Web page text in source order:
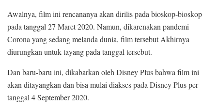
Awalnya, film ini rencananya akan dirilis pada bioskop-bioskop
pada tanggal 27 Maret 2020. Namun, dikarenakan pandemi
Corona yang sedang melanda dunia, film tersebut Akhirnya
diurungkan untuk tayang pada tanggal tersebut.
Dan baru-baru ini, dikabarkan oleh Disney Plus bahwa film ini
akan ditayangkan dan bisa mulai diakses pada Disney Plus per
tanggal 4 September 2020.